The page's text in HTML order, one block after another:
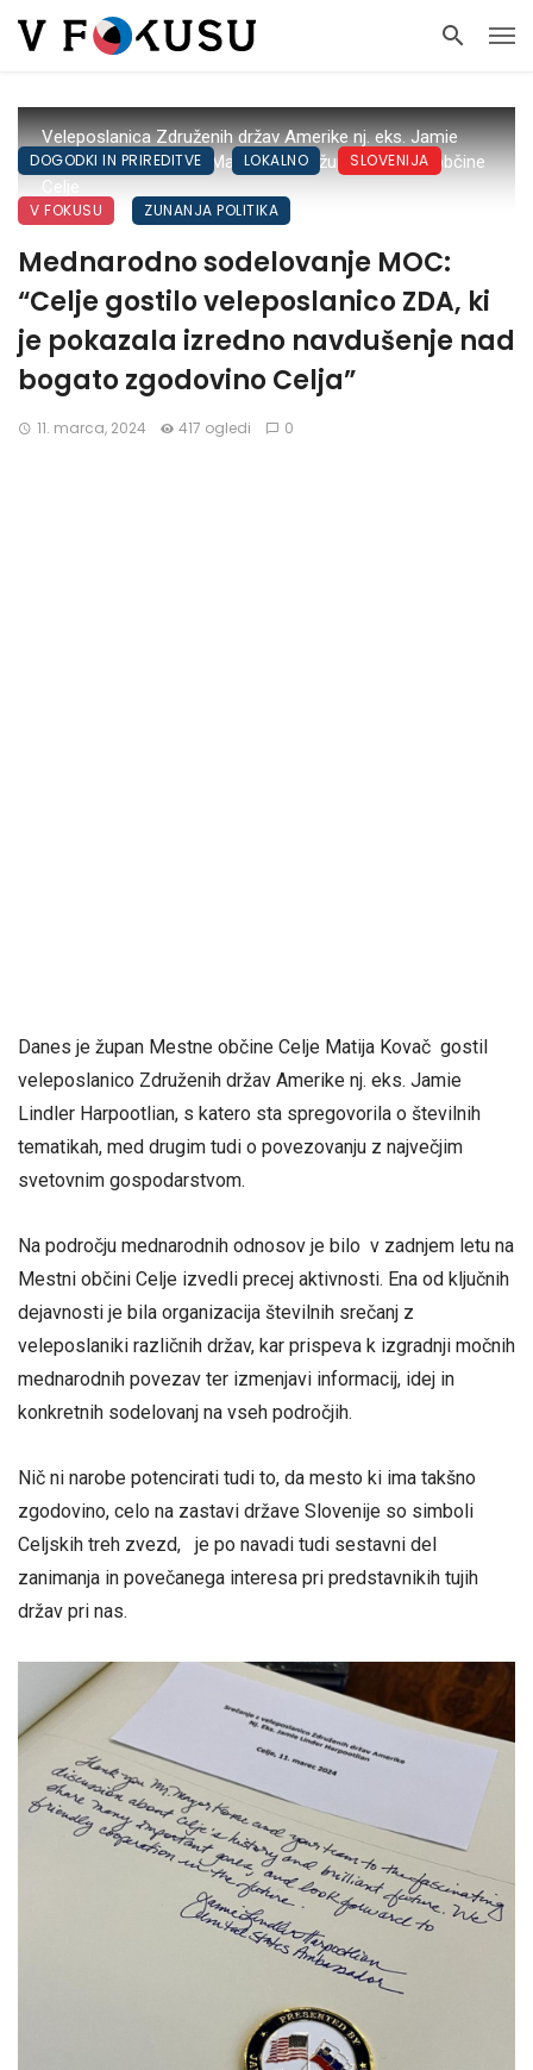
Veleposlanica Združenih držav Amerike nj. eks. Jamie
Lindler Harpootlian in Matija Kovač, župan Mestne občine
Celje
DOGODKI IN PRIREDITVE LOKALNO SLOVENIJA
V FOKUSU ZUNANJA POLITIKA
Mednarodno sodelovanje MOC:
“Celje gostilo veleposlanico ZDA, ki
je pokazala izredno navdušenje nad
bogato zgodovino Celja”
11. marca, 2024 417 ogledi 0
Danes je župan Mestne občine Celje Matija Kovač gostil
veleposlanico Združenih držav Amerike nj. eks. Jamie
Lindler Harpootlian, s katero sta spregovorila o številnih
tematikah, med drugim tudi o povezovanju z največjim
svetovnim gospodarstvom.
Na področju mednarodnih odnosov je bilo v zadnjem letu na
Mestni občini Celje izvedli precej aktivnosti. Ena od ključnih
dejavnosti je bila organizacija številnih srečanj z
veleposlaniki različnih držav, kar prispeva k izgradnji močnih
mednarodnih povezav ter izmenjavi informacij, idej in
konkretnih sodelovanj na vseh področjih.
Nič ni narobe potencirati tudi to, da mesto ki ima takšno
zgodovino, celo na zastavi države Slovenije so simboli
Celjskih treh zvezd, je po navadi tudi sestavni del
zanimanja in povečanega interesa pri predstavnikih tujih
držav pri nas.